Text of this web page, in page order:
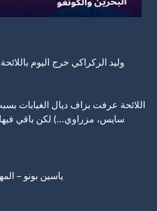
وليد الركراكي خرج اليوم
اللائحة عرفت بزاف ديال الغيابات
سايس، مزراوي…) لكن باقي
ياسين بونو –